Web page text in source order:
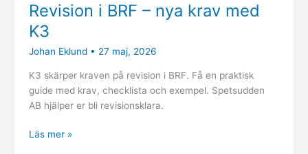
Revision i BRF – nya krav med
K3
Johan Eklund • 27 maj, 2026
K3 skärper kraven på revision i BRF. Få en praktisk
guide med krav, checklista och exempel. Spetsudden
AB hjälper er bli revisionsklara.
Läs mer »